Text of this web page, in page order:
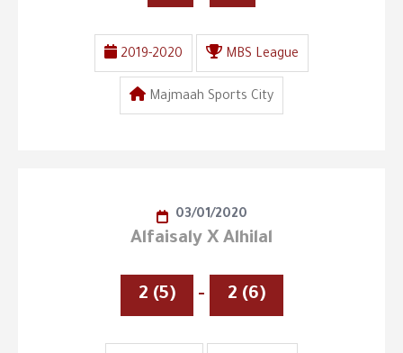
2019-2020 MBS League
Majmaah Sports City
03/01/2020
Alfaisaly X Alhilal
2 (5) - 2 (6)